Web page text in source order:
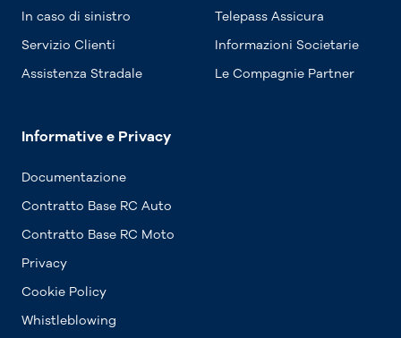
In caso di sinistro
Servizio Clienti
Assistenza Stradale
Telepass Assicura
Informazioni Societarie
Le Compagnie Partner
Informative e Privacy
Documentazione
Contratto Base RC Auto
Contratto Base RC Moto
Privacy
Cookie Policy
Whistleblowing